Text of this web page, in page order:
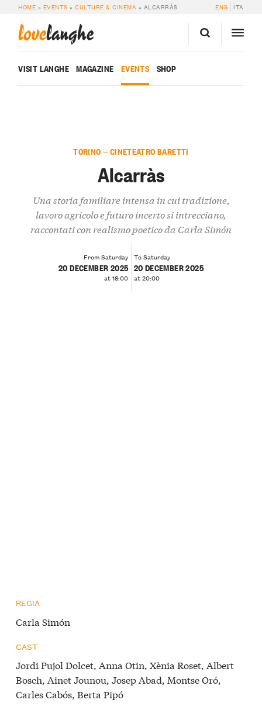
HOME » EVENTS »CULTURE & CINEMA » ALCARRÀS ENG ITA
lovelanghe
VISIT LANGHE MAGAZINE EVENTS SHOP
TORINO — CINETEATRO BARETTI
Alcarràs
Una storia familiare intensa in cui tradizione,
lavoro agricolo e futuro incerto si intrecciano,
raccontati con realismo poetico da Carla Simón
From Saturday
20 DECEMBER 2025
at 18:00
To Saturday
20 DECEMBER 2025
at 20:00
REGIA
Carla Simón
CAST
Jordi Pujol Dolcet, Anna Otin, Xènia Roset, Albert
Bosch, Ainet Jounou, Josep Abad, Montse Oró,
Carles Cabós, Berta Pipó